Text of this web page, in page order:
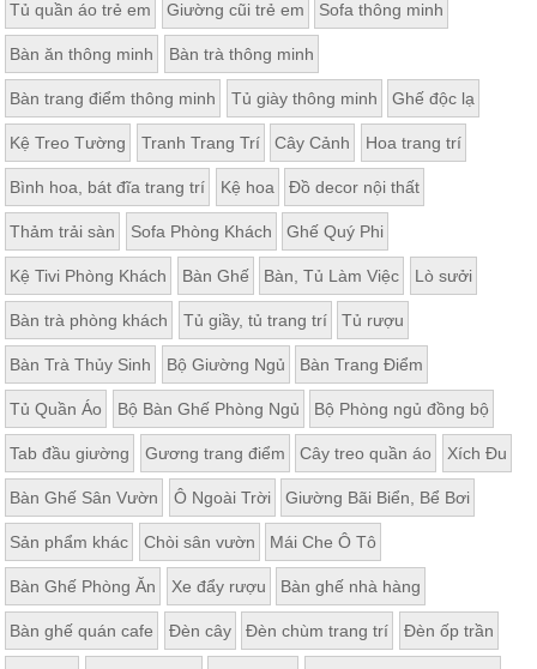
Tủ quần áo trẻ em Giường cũi trẻ em Sofa thông minh
Bàn ăn thông minh Bàn trà thông minh
Bàn trang điểm thông minh Tủ giày thông minh Ghế độc lạ
Kệ Treo Tường Tranh Trang Trí Cây Cảnh Hoa trang trí
Bình hoa, bát đĩa trang trí Kệ hoa Đồ decor nội thất
Thảm trải sàn Sofa Phòng Khách Ghế Quý Phi
Kệ Tivi Phòng Khách Bàn Ghế Bàn, Tủ Làm Việc Lò sưởi
Bàn trà phòng khách Tủ giầy, tủ trang trí Tủ rượu
Bàn Trà Thủy Sinh Bộ Giường Ngủ Bàn Trang Điểm
Tủ Quần Áo Bộ Bàn Ghế Phòng Ngủ Bộ Phòng ngủ đồng bộ
Tab đầu giường Gương trang điểm Cây treo quần áo Xích Đu
Bàn Ghế Sân Vườn Ô Ngoài Trời Giường Bãi Biển, Bể Bơi
Sản phẩm khác Chòi sân vườn Mái Che Ô Tô
Bàn Ghế Phòng Ăn Xe đẩy rượu Bàn ghế nhà hàng
Bàn ghế quán cafe Đèn cây Đèn chùm trang trí Đèn ốp trần